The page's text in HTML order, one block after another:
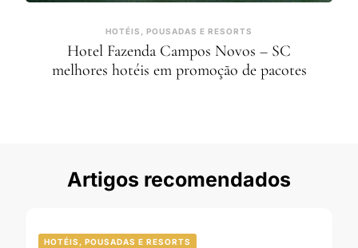
HOTÉIS, POUSADAS E RESORTS
Hotel Fazenda Campos Novos – SC
melhores hotéis em promoção de pacotes
Artigos recomendados
HOTÉIS, POUSADAS E RESORTS